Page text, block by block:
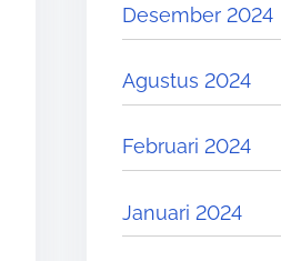
Desember 2024
Agustus 2024
Februari 2024
Januari 2024